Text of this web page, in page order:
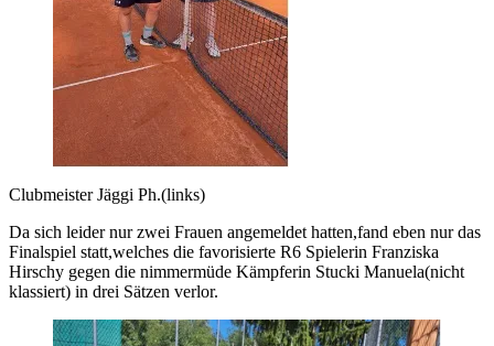
Clubmeister Jäggi Ph.(links)
Da sich leider nur zwei Frauen angemeldet hatten,fand eben nur das
Finalspiel statt,welches die favorisierte R6 Spielerin Franziska
Hirschy gegen die nimmermüde Kämpferin Stucki Manuela(nicht
klassiert) in drei Sätzen verlor.